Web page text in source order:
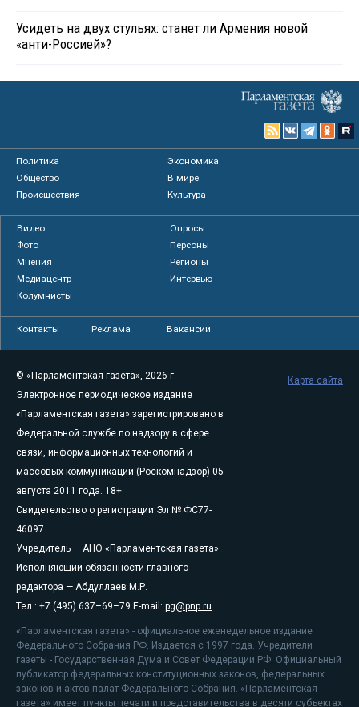
Усидеть на двух стульях: станет ли Армения новой
«анти-Россией»?
Политика
Экономика
Общество
В мире
Происшествия
Культура
Видео
Опросы
Фото
Персоны
Мнения
Регионы
Медиацентр
Интервью
Колумнисты
Контакты Реклама Вакансии
© «Парламентская газета», 2026 г.
Электронное периодическое издание
«Парламентская газета» зарегистрировано в
Федеральной службе по надзору в сфере
связи, информационных технологий и
массовых коммуникаций (Роскомнадзор) 05
августа 2011 года. 18+
Свидетельство о регистрации Эл № ФС77-
46097
Учредитель — АНО «Парламентская газета»
Исполняющий обязанности главного
редактора — Абдуллаев М.Р.
Тел.: +7 (495) 637–69–79 E-mail: pg@pnp.ru
«Парламентская газета» - официальное еженедельное издание
Федерального Собрания РФ. Издается с 1997 года. Учредители
газеты - Государственная Дума и Совет Федерации РФ. Официальный
публикатор федеральных конституционных законов, федеральных
законов и актов палат Федерального Собрания. «Парламентская
газета» имеет пункты печати и представительства в десяти субъектах
Карта сайта